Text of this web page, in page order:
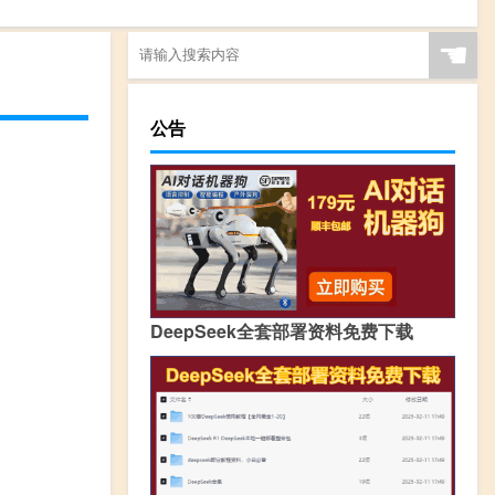
☚
公告
DeepSeek全套部署资料免费下载